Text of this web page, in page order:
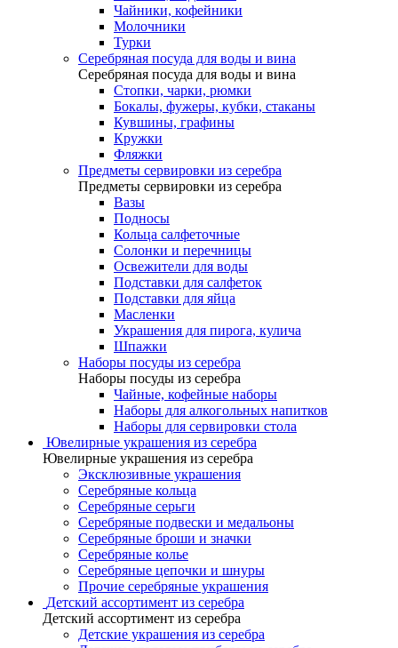
Чайники, кофейники
Молочники
Турки
Серебряная посуда для воды и вина
Серебряная посуда для воды и вина
Стопки, чарки, рюмки
Бокалы, фужеры, кубки, стаканы
Кувшины, графины
Кружки
Фляжки
Предметы сервировки из серебра
Предметы сервировки из серебра
Вазы
Подносы
Кольца салфеточные
Солонки и перечницы
Освежители для воды
Подставки для салфеток
Подставки для яйца
Масленки
Украшения для пирога, кулича
Шпажки
Наборы посуды из серебра
Наборы посуды из серебра
Чайные, кофейные наборы
Наборы для алкогольных напитков
Наборы для сервировки стола
Ювелирные украшения из серебра
Ювелирные украшения из серебра
Эксклюзивные украшения
Серебряные кольца
Серебряные серьги
Серебряные подвески и медальоны
Серебряные броши и значки
Серебряные колье
Серебряные цепочки и шнуры
Прочие серебряные украшения
Детский ассортимент из серебра
Детский ассортимент из серебра
Детские украшения из серебра